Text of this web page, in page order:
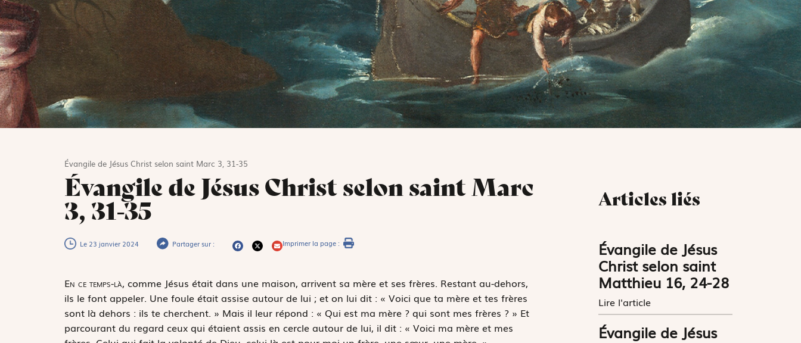
Évangile de Jésus Christ selon saint Marc 3, 31-35
Évangile de Jésus Christ selon saint Marc
3, 31-35
Le 23 janvier 2024 Partager sur : Imprimer la page :
En ce temps-là, comme Jésus était dans une maison, arrivent sa mère et ses frères. Restant au-dehors,
ils le font appeler. Une foule était assise autour de lui ; et on lui dit : « Voici que ta mère et tes frères
sont là dehors : ils te cherchent. » Mais il leur répond : « Qui est ma mère ? qui sont mes frères ? » Et
parcourant du regard ceux qui étaient assis en cercle autour de lui, il dit : « Voici ma mère et mes
Articles liés
Évangile de Jésus
Christ selon saint
Matthieu 16, 24-28
Lire l'article
Évangile de Jésus